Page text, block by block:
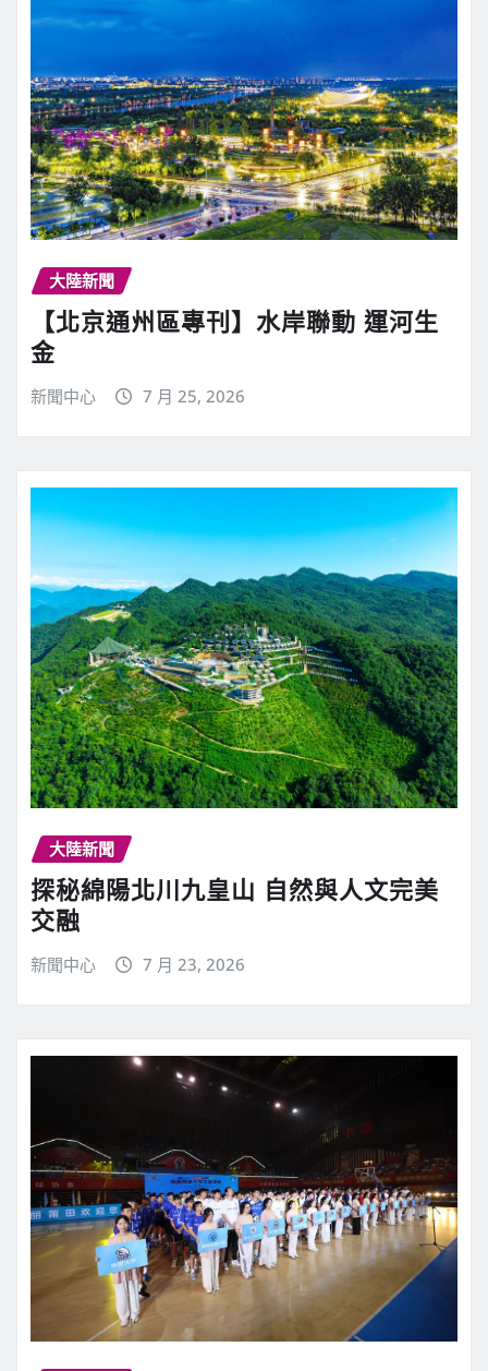
大陸新聞
【北京通州區專刊】水岸聯動 運河生
金
新聞中心 7 月 25, 2026
大陸新聞
探秘綿陽北川九皇山 自然與人文完美
交融
新聞中心 7 月 23, 2026